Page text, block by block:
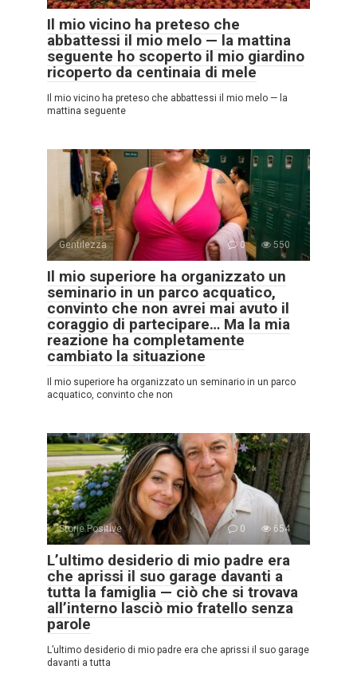
Il mio vicino ha preteso che
abbattessi il mio melo — la mattina
seguente ho scoperto il mio giardino
ricoperto da centinaia di mele
Il mio vicino ha preteso che abbattessi il mio melo — la
mattina seguente
Gentilezza 0 550
Il mio superiore ha organizzato un
seminario in un parco acquatico,
convinto che non avrei mai avuto il
coraggio di partecipare… Ma la mia
reazione ha completamente
cambiato la situazione
Il mio superiore ha organizzato un seminario in un parco
acquatico, convinto che non
Storie Positive 0 654
L’ultimo desiderio di mio padre era
che aprissi il suo garage davanti a
tutta la famiglia — ciò che si trovava
all’interno lasciò mio fratello senza
parole
L’ultimo desiderio di mio padre era che aprissi il suo garage
davanti a tutta